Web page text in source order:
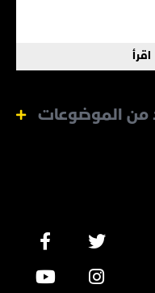
اقرأ
من الموضوعات